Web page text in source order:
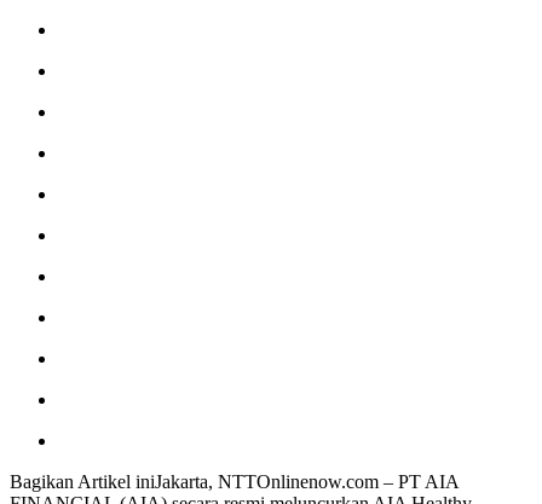
Bagikan Artikel iniJakarta, NTTOnlinenow.com – PT AIA